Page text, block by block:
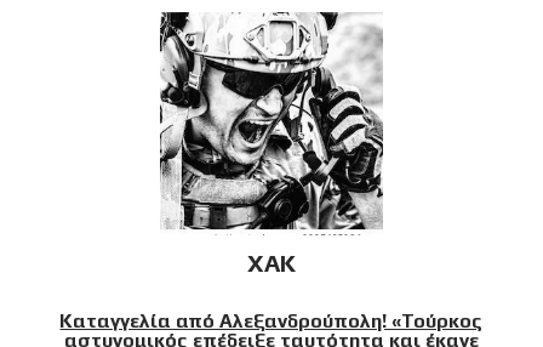
XAK
Καταγγελία από Αλεξανδρούπολη! «Τούρκος
αστυνομικός επέδειξε ταυτότητα και έκανε